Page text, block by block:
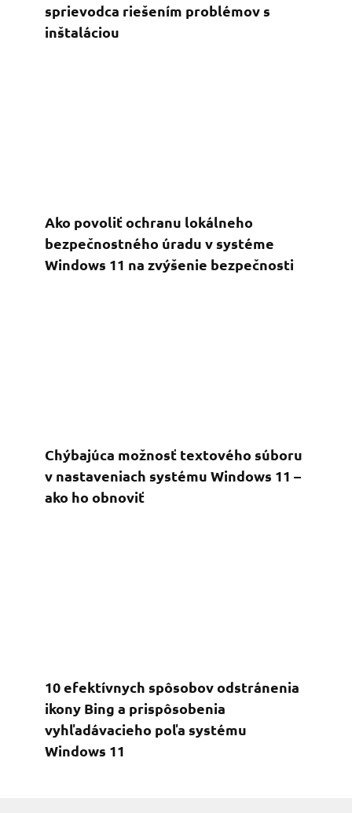
sprievodca riešením problémov s
inštaláciou
Ako povoliť ochranu lokálneho
bezpečnostného úradu v systéme
Windows 11 na zvýšenie bezpečnosti
Chýbajúca možnosť textového súboru
v nastaveniach systému Windows 11 –
ako ho obnoviť
10 efektívnych spôsobov odstránenia
ikony Bing a prispôsobenia
vyhľadávacieho poľa systému
Windows 11